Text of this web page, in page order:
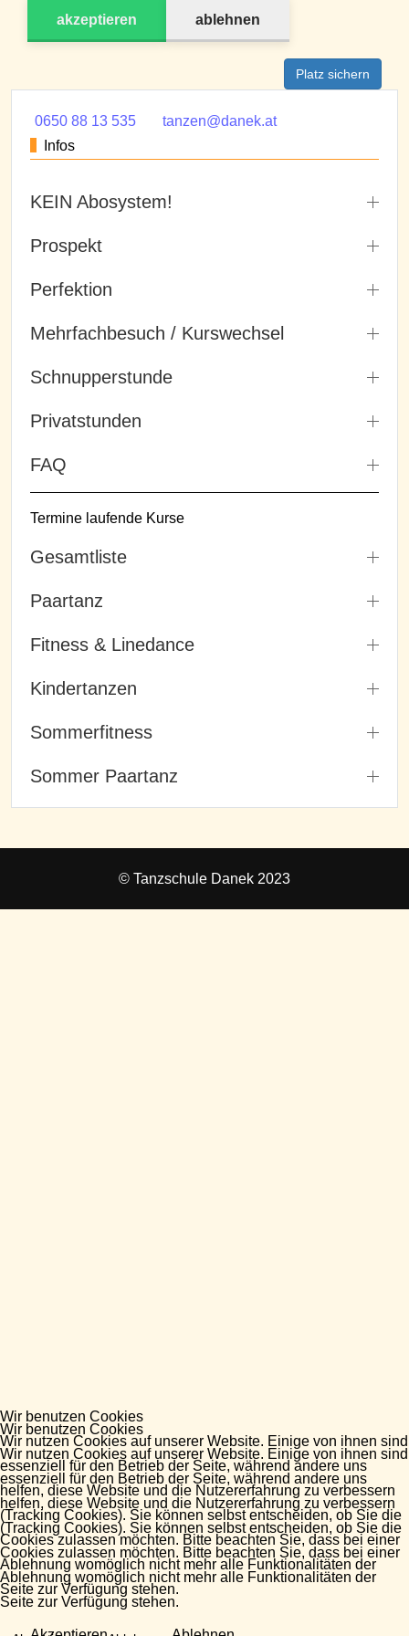
akzeptieren ablehnen
Wir benutzen Cookies
Wir nutzen Cookies auf unserer Website. Einige von ihnen sind
essenziell für den Betrieb der Seite, während andere uns
helfen, diese Website und die Nutzererfahrung zu verbessern
(Tracking Cookies). Sie können selbst entscheiden, ob Sie die
Cookies zulassen möchten. Bitte beachten Sie, dass bei einer
Ablehnung womöglich nicht mehr alle Funktionalitäten der
Seite zur Verfügung stehen.
Platz sichern
0650 88 13 535
tanzen@danek.at
Infos
KEIN Abosystem!
Prospekt
Perfektion
Mehrfachbesuch / Kurswechsel
Schnupperstunde
Privatstunden
FAQ
Termine laufende Kurse
Gesamtliste
Paartanz
Fitness & Linedance
Kindertanzen
Sommerfitness
Sommer Paartanz
© Tanzschule Danek 2023
Wir benutzen Cookies
Wir nutzen Cookies auf unserer Website. Einige von ihnen sind
essenziell für den Betrieb der Seite, während andere uns
helfen, diese Website und die Nutzererfahrung zu verbessern
(Tracking Cookies). Sie können selbst entscheiden, ob Sie die
Cookies zulassen möchten. Bitte beachten Sie, dass bei einer
Ablehnung womöglich nicht mehr alle Funktionalitäten der
Seite zur Verfügung stehen.